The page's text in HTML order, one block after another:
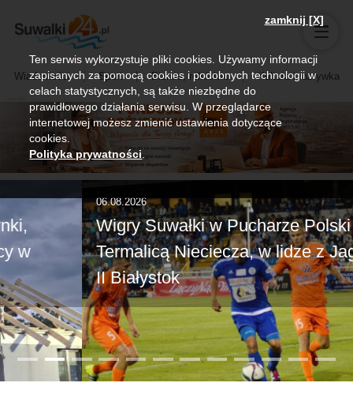
Wiadomości Sport Biznes, rolnictwo Kultura i rozrywka
06.08.2026
Wigry Suwałki w Pucharze Polski z
Termalicą Nieciecza, w lidze z Jagiellonią
II Białystok
zamknij [X]
Ten serwis wykorzystuje pliki cookies. Używamy informacji
zapisanych za pomocą cookies i podobnych technologii w
celach statystycznych, są także niezbędne do
prawidłowego działania serwisu. W przeglądarce
internetowej możesz zmienić ustawienia dotyczące
cookies.
Polityka prywatności.